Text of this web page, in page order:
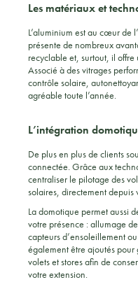
Les matériaux et
L’aluminium est au cœur de
présente de nombreux
recyclable et, surtout, il
Associé à des vitrages
contrôle solaire,
agréable toute l’année.
L’intégration
De plus en plus de clients
connectée. Grâce aux
centraliser le pilotage des
solaires, directement depuis
La domotique permet aussi
votre présence : allumage
capteurs d’ensoleillement
également être ajoutés pour
volets et stores afin de
votre extension.